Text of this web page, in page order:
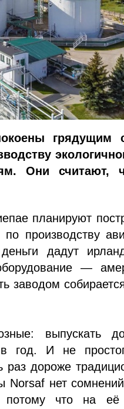
грядущим
Они считают,
планируют
производству
дадут
—
заводом
выпускать
год. И не
раз дороже
нет
потому что на